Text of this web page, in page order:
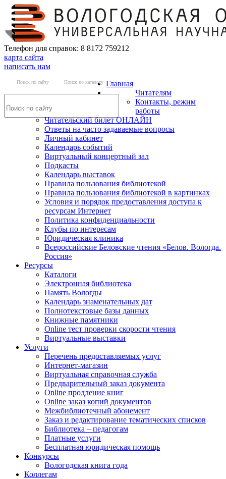
Телефон для справок: 8 8172 759212
карта сайта
написать нам
Поиск по сайту Поиск по каталогу Главная
Читателям
Контакты, режим
работы
Читательский билет ОНЛАЙН
Ответы на часто задаваемые вопросы
Личный кабинет
Календарь событий
Виртуальный концертный зал
Подкасты
Календарь выставок
Правила пользования библиотекой
Правила пользования библиотекой в картинках
Условия и порядок предоставления доступа к
ресурсам Интернет
Политика конфиденциальности
Клубы по интересам
Юридическая клиника
Всероссийские Беловские чтения «Белов. Вологда.
Россия»
Ресурсы
Каталоги
Электронная библиотека
Память Вологды
Календарь знаменательных дат
Полнотекстовые базы данных
Книжные памятники
Online тест проверки скорости чтения
Виртуальные выставки
Услуги
Перечень предоставляемых услуг
Интернет-магазин
Виртуальная справочная служба
Предварительный заказ документа
Online продление книг
Online заказ копий документов
Межбиблиотечный абонемент
Заказ и редактирование тематических списков
Библиотека – педагогам
Платные услуги
Бесплатная юридическая помощь
Конкурсы
Вологодская книга года
Коллегам